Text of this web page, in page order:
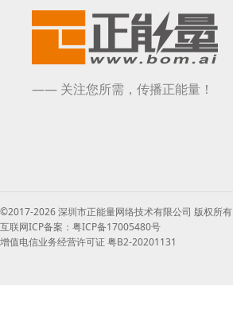
—— 关注您所需，传播正能量！
©2017-2026 深圳市正能量网络技术有限公司 版权所有
互联网ICP备案：粤ICP备17005480号
增值电信业务经营许可证 粤B2-20201131